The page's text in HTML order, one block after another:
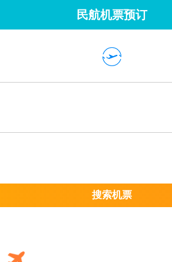
民航机票预订
搜索机票